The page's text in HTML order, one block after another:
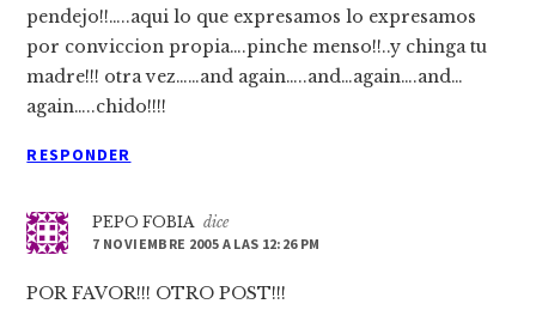
pendejo!!…..aqui lo que expresamos lo expresamos
por conviccion propia….pinche menso!!..y chinga tu
madre!!! otra vez……and again…..and…again….and…
again…..chido!!!!
RESPONDER
PEPO FOBIA dice
7 NOVIEMBRE 2005 A LAS 12:26 PM
POR FAVOR!!! OTRO POST!!!